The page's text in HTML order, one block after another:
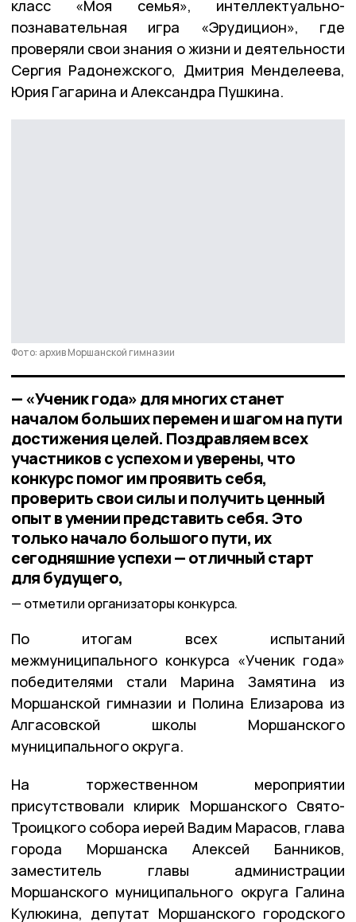
класс «Моя семья», интеллектуально-
познавательная игра «Эрудицион», где
проверяли свои знания о жизни и деятельности
Сергия Радонежского, Дмитрия Менделеева,
Юрия Гагарина и Александра Пушкина.
Фото: архив Моршанской гимназии
— «Ученик года» для многих станет
началом больших перемен и шагом на пути
достижения целей. Поздравляем всех
участников с успехом и уверены, что
конкурс помог им проявить себя,
проверить свои силы и получить ценный
опыт в умении представить себя. Это
только начало большого пути, их
сегодняшние успехи — отличный старт
для будущего,
отметили организаторы конкурса.
По итогам всех испытаний
межмуниципального конкурса «Ученик года»
победителями стали Марина Замятина из
Моршанской гимназии и Полина Елизарова из
Алгасовской школы Моршанского
муниципального округа.
На торжественном мероприятии
присутствовали клирик Моршанского Свято-
Троицкого собора иерей Вадим Марасов, глава
города Моршанска Алексей Банников,
заместитель главы администрации
Моршанского муниципального округа Галина
Кулюкина, депутат Моршанского городского